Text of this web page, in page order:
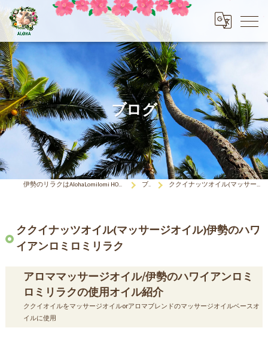
ブログ
伊勢のリラクはAlohaLomilomi HOKULELEcoco(アロハロミロミ ホクレレココ)☆彡 ブログ ククイナッツオイル(マッサージオイル)伊勢のハワイアンロミロミリラク
ククイナッツオイル(マッサージオイル)伊勢のハワ
イアンロミロミリラク
アロママッサージオイル/伊勢のハワイアンロミ
ロミリラクの使用オイル紹介
ククイオイルをマッサージオイルorアロマブレンドのマッサージオイルベースオ
イルに使用